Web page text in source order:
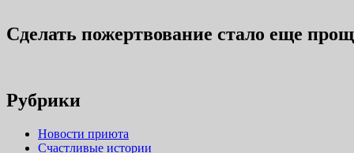
Сделать пожертвование стало еще
Рубрики
Новости приюта
Счастливые истории